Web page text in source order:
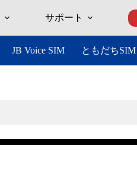
サポート
JB Voice SIM ともだちSIM